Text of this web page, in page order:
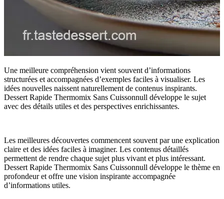
Une meilleure compréhension vient souvent d’informations
structurées et accompagnées d’exemples faciles à visualiser. Les
idées nouvelles naissent naturellement de contenus inspirants.
Dessert Rapide Thermomix Sans Cuissonnull développe le sujet
avec des détails utiles et des perspectives enrichissantes.
Les meilleures découvertes commencent souvent par une explication
claire et des idées faciles à imaginer. Les contenus détaillés
permettent de rendre chaque sujet plus vivant et plus intéressant.
Dessert Rapide Thermomix Sans Cuissonnull développe le thème en
profondeur et offre une vision inspirante accompagnée
d’informations utiles.